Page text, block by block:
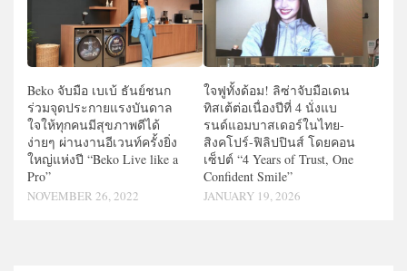
Beko จับมือ เบเบ้ ธันย์ชนก
ร่วมจุดประกายแรงบันดาล
ใจให้ทุกคนมีสุขภาพดีได้
ง่ายๆ ผ่านงานอีเวนท์ครั้งยิ่ง
ใหญ่แห่งปี “Beko Live like a
Pro”
NOVEMBER 26, 2022
ใจฟูทั้งด้อม! ลิซ่าจับมือเดน
ทิสเต้ต่อเนื่องปีที่ 4 นั่งแบ
รนด์แอมบาสเดอร์ในไทย-
สิงคโปร์-ฟิลิปปินส์ โดยคอน
เซ็ปต์ “4 Years of Trust, One
Confident Smile”
JANUARY 19, 2026